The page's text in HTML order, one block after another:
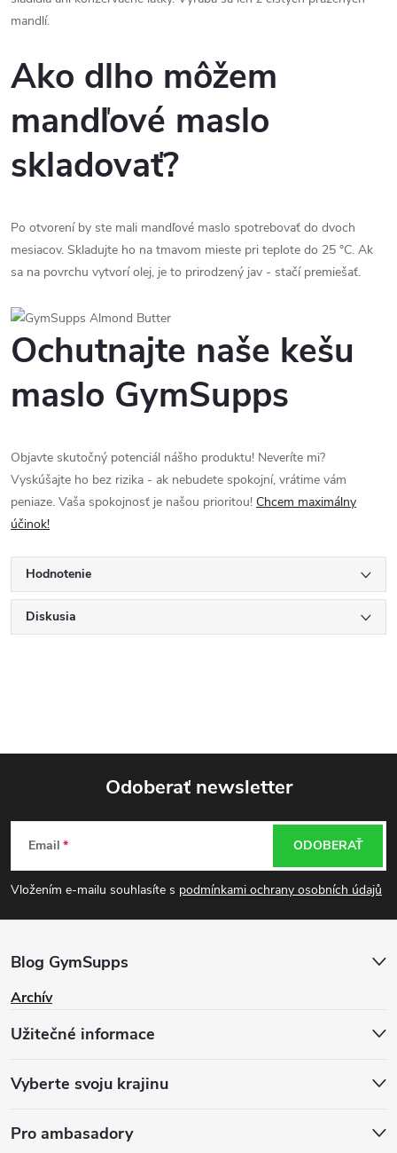
mandlí.
Ako dlho môžem
mandľové maslo
skladovať?
Po otvorení by ste mali mandľové maslo spotrebovať do dvoch
mesiacov. Skladujte ho na tmavom mieste pri teplote do 25 °C. Ak
sa na povrchu vytvorí olej, je to prirodzený jav - stačí premiešať.
Ochutnajte naše kešu
maslo GymSupps
Objavte skutočný potenciál nášho produktu! Neveríte mi?
Vyskúšajte ho bez rizika - ak nebudete spokojní, vrátime vám
peniaze. Vaša spokojnosť je našou prioritou! Chcem maximálny
účinok!
Hodnotenie
Diskusia
Z
á
p
ä
t
e
Odoberať newsletter
Email
Vložením e-mailu souhlasíte s podmínkami ochrany osobních údajů
ODOBERAŤ
Blog GymSupps
Archív
Užitečné informace
Vyberte svoju krajinu
Pro ambasadory